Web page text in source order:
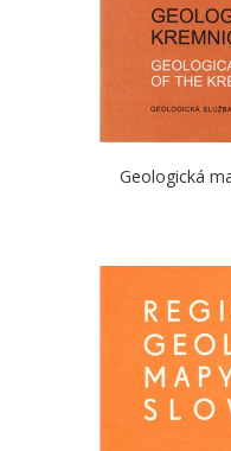
Geologická